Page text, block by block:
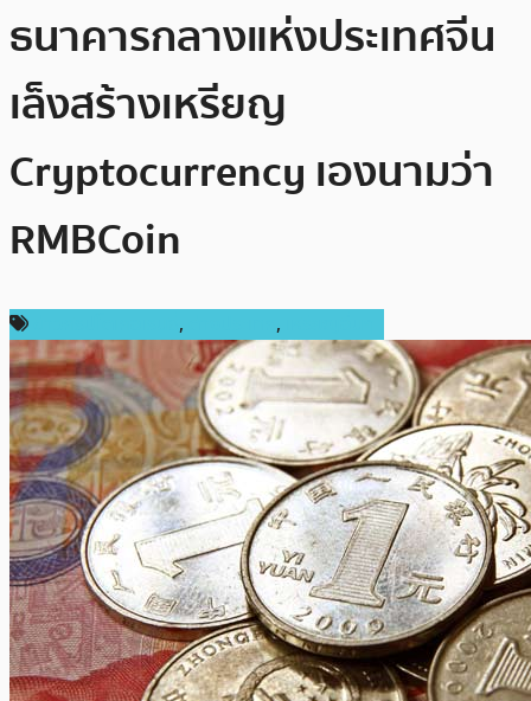
ธนาคารกลางแห่งประเทศจีน
เล็งสร้างเหรียญ
Cryptocurrency เองนามว่า
RMBCoin
, ,